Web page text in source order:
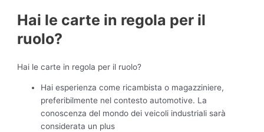
Hai le carte in regola per il
ruolo?
Hai le carte in regola per il ruolo?
Hai esperienza come ricambista o magazziniere,
preferibilmente nel contesto automotive. La
conoscenza del mondo dei veicoli industriali sarà
considerata un plus